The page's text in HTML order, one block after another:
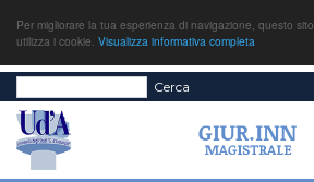
Per migliorare la tua esperienza di navigazione, questo sito
utilizza i cookie. Visualizza informativa completa
Cerca